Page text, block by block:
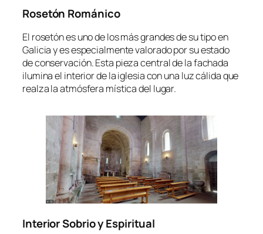
Rosetón Románico
El rosetón es uno de los más grandes de su tipo en
Galicia y es especialmente valorado por su estado
de conservación. Esta pieza central de la fachada
ilumina el interior de la iglesia con una luz cálida que
realza la atmósfera mística del lugar.
Interior Sobrio y Espiritual